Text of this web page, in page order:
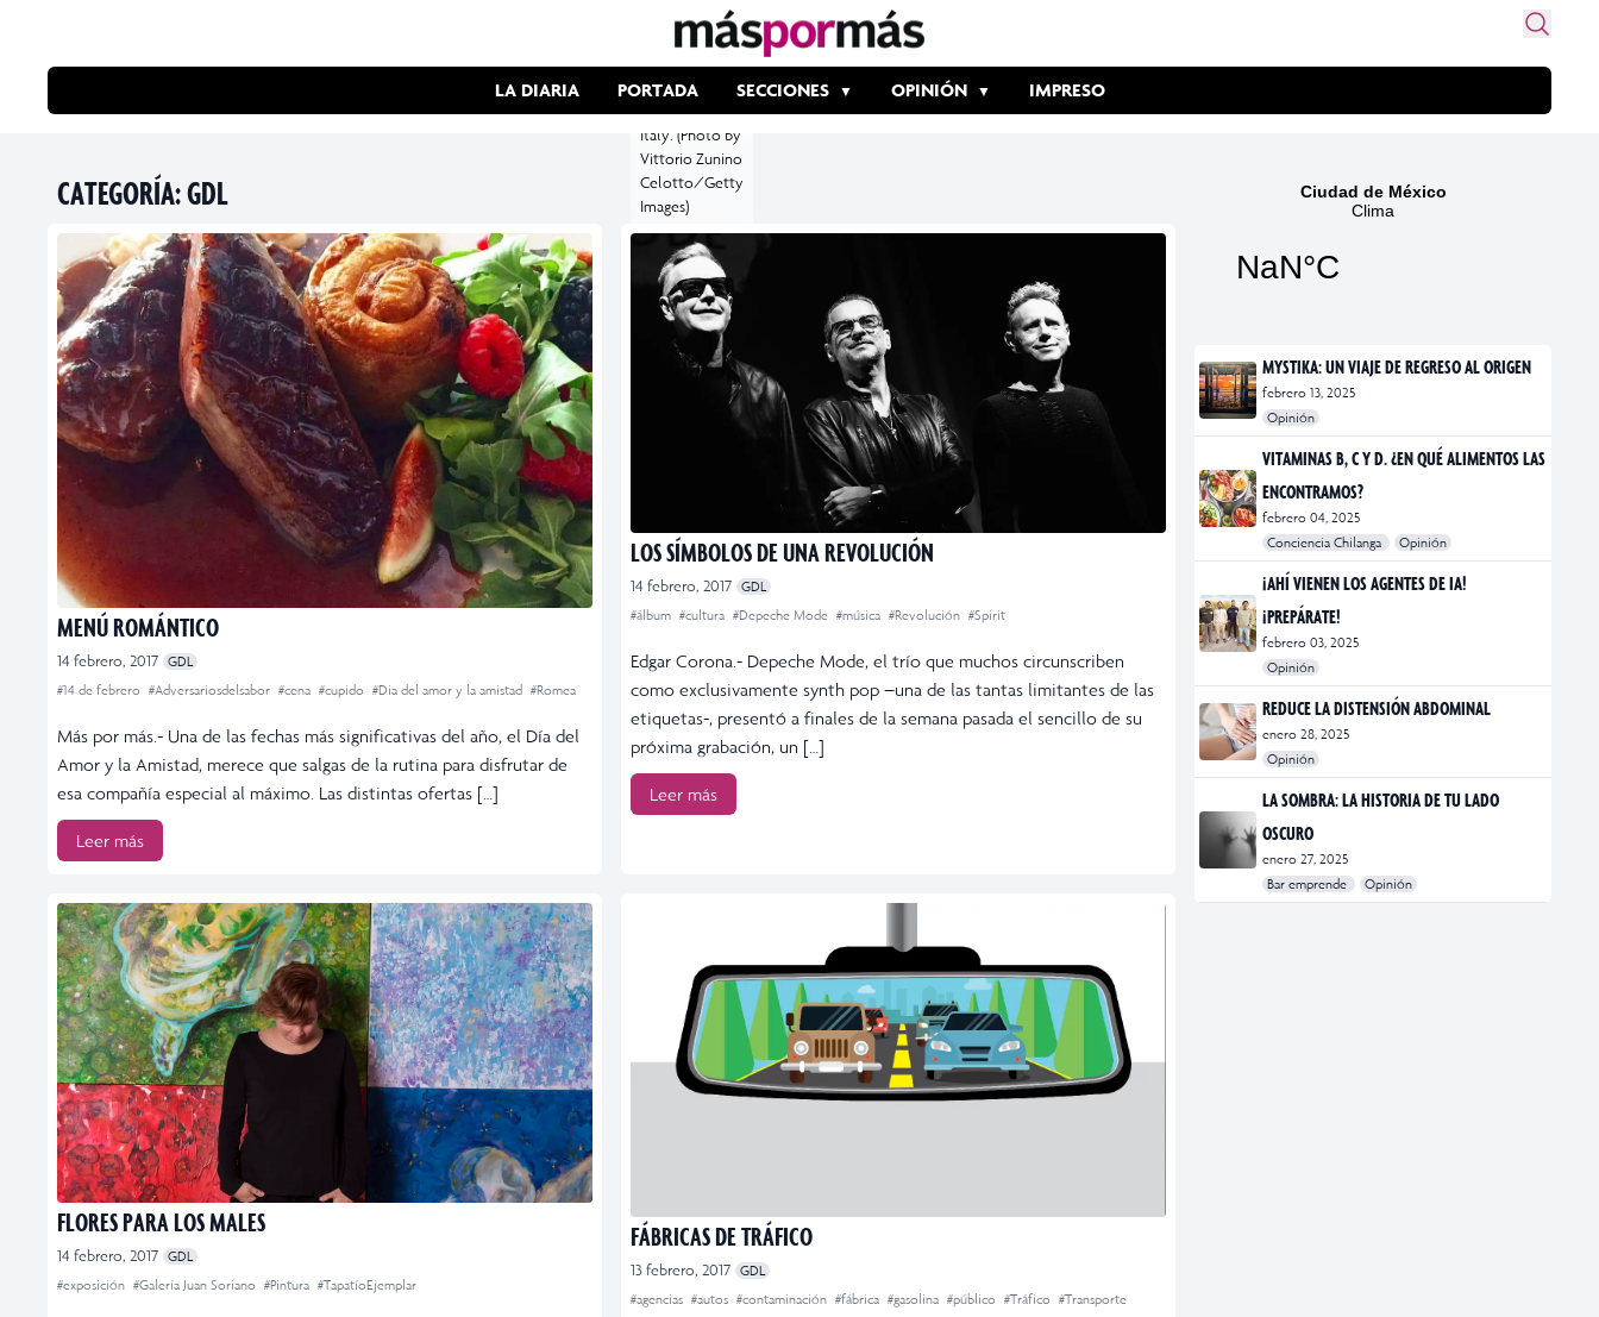
LA DIARIA PORTADA SECCIONES OPINIÓN IMPRESO
CATEGORÍA:GDL
MENÚ ROMÁNTICO
14 febrero, 2017 GDL
#14 de febrero #Adversariosdelsabor #cena #cupido #Dia del amor y la amistad #Romea
Más por más.- Una de las fechas más significativas del año, el Día del
Amor y la Amistad, merece que salgas de la rutina para disfrutar de
esa compañía especial al máximo. Las distintas ofertas […]
Leer más
launch the
Global Spirit
Tour on
October 11,
2016 in Milan,
Italy. (Photo by
Vittorio Zunino
Celotto/Getty
Images)
LOS SÍMBOLOS DE UNA REVOLUCIÓN
14 febrero, 2017 GDL
#álbum #cultura #Depeche Mode #música #Revolución #Spirit
Edgar Corona.- Depeche Mode, el trío que muchos circunscriben
como exclusivamente synth pop –una de las tantas limitantes de las
etiquetas-, presentó a finales de la semana pasada el sencillo de su
próxima grabación, un […]
Leer más
FLORES PARA LOS MALES
14 febrero, 2017 GDL
#exposición #Galería Juan Soriano #Pintura #TapatíoEjemplar
FÁBRICAS DE TRÁFICO
13 febrero, 2017 GDL
#agencias #autos #contaminación #fábrica #gasolina #público #Tráfico #Transporte
MYSTIKA: UN VIAJE DE REGRESO AL ORIGEN
febrero 13, 2025
Opinión
#exposiciones
#fotografía
VITAMINAS B, C Y D. ¿EN QUÉ ALIMENTOS LAS
ENCONTRAMOS?
febrero 04, 2025
Conciencia Chilanga
Opinión
#bienestar
#Opinión
#Principal
¡AHÍ VIENEN LOS AGENTES DE IA!
¡PREPÁRATE!
febrero 03, 2025
Opinión
#Bar Emprende
#Opinión
#Principal
REDUCE LA DISTENSIÓN ABDOMINAL
enero 28, 2025
Opinión
#bienestar
#Opinión
#Principal
#Salud
LA SOMBRA: LA HISTORIA DE TU LADO
OSCURO
enero 27, 2025
Bar emprende
Opinión
#Bar Emprende
#CDMX
#marketing